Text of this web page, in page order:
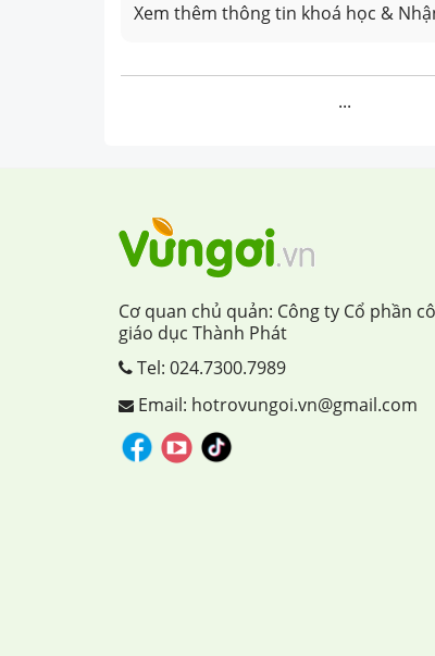
Xem thêm thông tin khoá học &
...
Cơ quan chủ quản: Công ty Cổ phần
giáo dục Thành Phát
Tel: 024.7300.7989
Email: hotrovungoi.vn@gmail.com